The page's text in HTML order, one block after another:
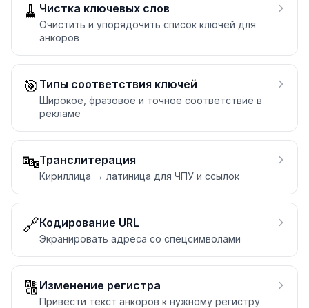
🧹 Чистка ключевых слов
Очистить и упорядочить список ключей для
анкоров
🎯 Типы соответствия ключей
Широкое, фразовое и точное соответствие в
рекламе
🔤Транслитерация
Кириллица → латиница для ЧПУ и ссылок
🔗Кодирование URL
Экранировать адреса со спецсимволами
🔠 Изменение регистра
Привести текст анкоров к нужному регистру